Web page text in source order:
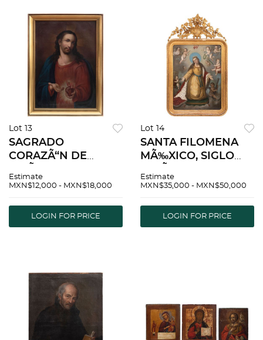
Lot 13
SAGRADO
CORAZÃ“N DE
Ã“leo sobre tela
conservaciÃ³n 73 x
50 cm
Estimate
MXN$12,000 - MXN$18,000
LOGIN FOR PRICE
Lot 14
SANTA FILOMENA
MÃ‰XICO, SIGLO
Detalles de
repintes y
restauraciÃ³n 101 x
Estimate
MXN$35,000 - MXN$50,000
LOGIN FOR PRICE